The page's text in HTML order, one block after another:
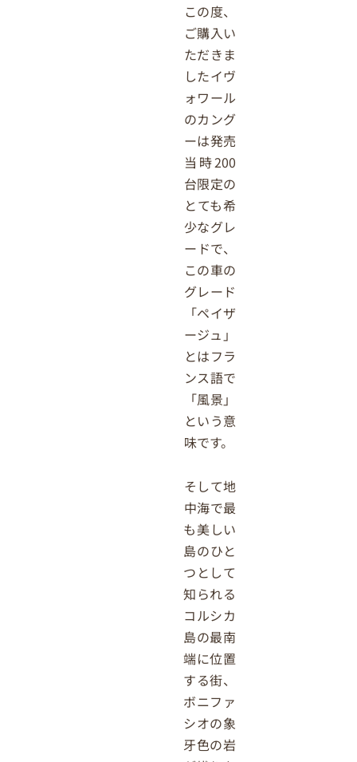
この度、
ご購入い
ただきま
したイヴ
ォワール
のカング
ーは発売
当時200
台限定の
とても希
少なグレ
ードで、
この車の
グレード
「ペイザ
ージュ」
とはフラ
ンス語で
「風景」
という意
味です。
そして地
中海で最
も美しい
島のひと
つとして
知られる
コルシカ
島の最南
端に位置
する街、
ボニファ
シオの象
牙色の岩